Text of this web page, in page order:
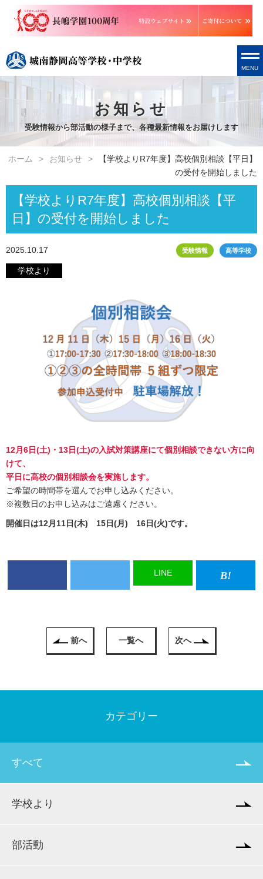
MENU
お知らせ
受験情報から部活動の様子まで、各種最新情報をお届けします
ホーム お知らせ
【学校よりR7年度】高校個別相談【平日】
の受付を開始しました
【学校よりR7年度】高校個別相談【平
日】の受付を開始しました
2025.10.17 受験情報 高等学校
学校より
12月6日(土)・13日(土)の入試対策講座にて個別相談できない方に向
けて、
平日に高校の個別相談会を実施します。
ご希望の時間帯を選んでお申し込みください。
※複数日のお申し込みはご遠慮ください。
開催日は12月11日(木) 15日(月) 16日(火)です。
LINE
前へ 一覧へ 次へ
カテゴリー
すべて
学校より
部活動